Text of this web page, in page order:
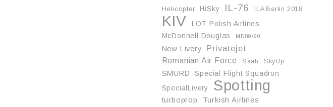
Helicopter
HiSky IL-76 ILA Berlin 2018
KIV
LOT Polish Airlines
McDonnell Douglas
MD80/90
New Livery Privatejet
Romanian Air Force Saab SkyUp
SMURD
Special Flight Squadron
SpecialLivery
Spotting
turboprop Turkish Airlines